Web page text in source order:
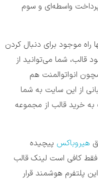
واسطه‌ای و سوم
راه موجود برای دنبال کردن
قالب، شما می‌توانید از
انواتوالمنت هم
از این سایت به شما
به خرید قالب از مجموعه
هیروباکس پیچیده
فقط کافی است لینک قالب
پلتفرم هوشمند قرار